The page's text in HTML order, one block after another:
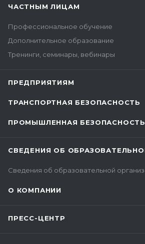
ЧАСТНЫМ ЛИЦАМ
Профессиональное обучение
Дополнительное образование
Тренинги, семинары, вебинары
ПРЕДПРИЯТИЯМ
ТРАНСПОРТНАЯ БЕЗОПАСНОСТЬ
ПРОМЫШЛЕННАЯ БЕЗОПАСНОСТЬ
СВЕДЕНИЯ ОБ
Сведения об образовательной
О КОМПАНИИ
ПРЕСС-ЦЕНТР